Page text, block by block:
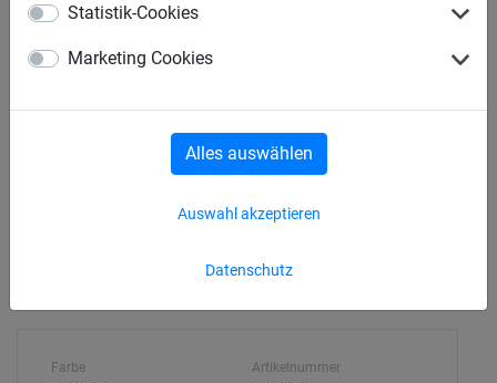
Statistik-Cookies
Marketing Cookies
Datenschutz
Auswahl akzeptieren
Alles auswählen
Beach-Volleyball
Trainingsnetz aus
Polyethylenschnur, ca. 2 mm
stark, Maschenweite 100 mm
Farbe Artikelnummer